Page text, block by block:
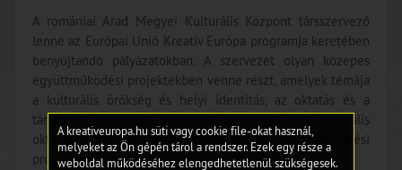
A romániai Arad Megyei Kulturális Központ társszervező
lenne az Európai Unió Kreatív Európa programja keretében
benyújtandó pályázatokban. A szervezet olyan közepes
együttműködési projektekben venne részt, amelyek témája
a kulturális örökség és helyi identitás, az oktatás és a
társadalmi befogadás, az ifjúsági kreativitás és a kulturális
oktatás. A kulturális központ több európai együttműködési
projektben szerzett már tapasztalatot.
A kreativeuropa.hu süti vagy cookie file-okat használ,
melyeket az Ön gépén tárol a rendszer. Ezek egy része a
weboldal működéséhez elengedhetetlenül szükségesek.